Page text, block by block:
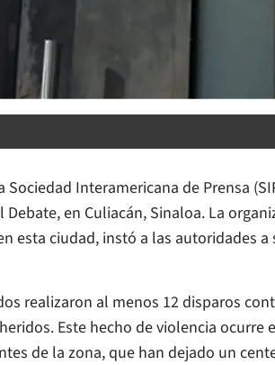
Interamericana de Prensa
Debate, en Culiacán, Sinaloa. La
esta ciudad, instó a las autoridades a
realizaron al menos 12 disparos
Este hecho de violencia ocurre
de la zona, que han dejado un